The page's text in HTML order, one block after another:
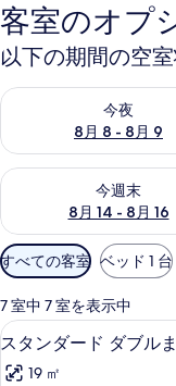
客室のオプ
以下の期間の空
今夜
8月 8 - 8月 9
今夜 8月 8 - 8月 9 の
今週末
8月 14 - 8月 16
今週末 8月 14 - 8月 16
利
用
可
能
な
客
すべての客室 ベッド 1 台
7 室中 7 室を表示中
ス
タ
5
スタンダード ダブル
19 ㎡